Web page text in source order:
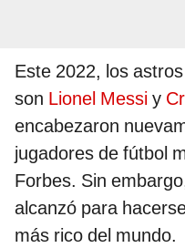
Este 2022, los
son Lionel Messi y
encabezaron
jugadores de fútbol
Forbes. Sin
alcanzó para
más rico del mundo.